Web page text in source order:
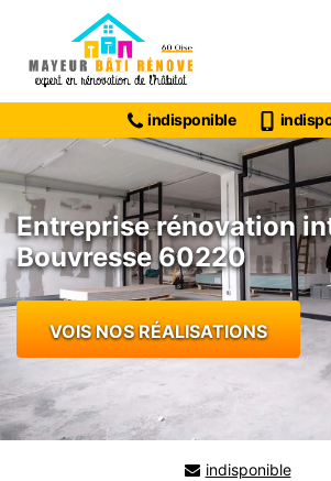
indisponible
Entreprise rénovation
Bouvresse 60220
VOIS NOS RÉALISATIONS
indisponible